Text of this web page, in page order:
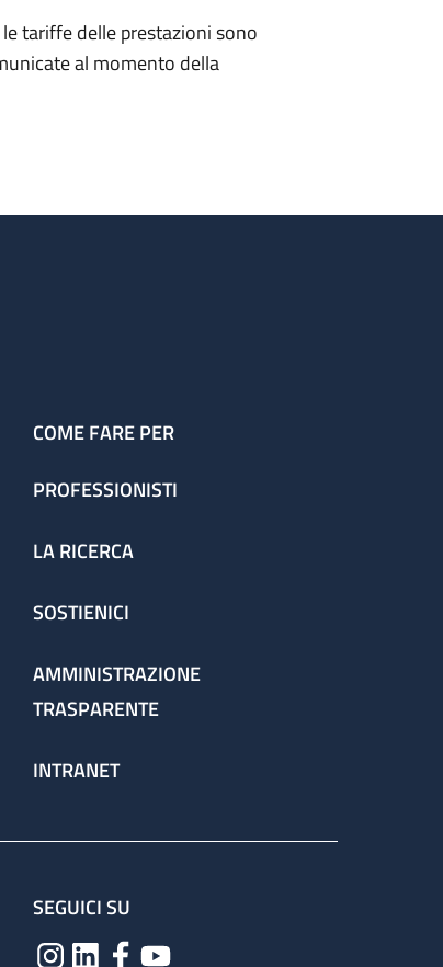
tariffe delle prestazioni sono
al momento della
COME FARE PER
PROFESSIONISTI
LA RICERCA
SOSTIENICI
AMMINISTRAZIONE
TRASPARENTE
INTRANET
SEGUICI SU